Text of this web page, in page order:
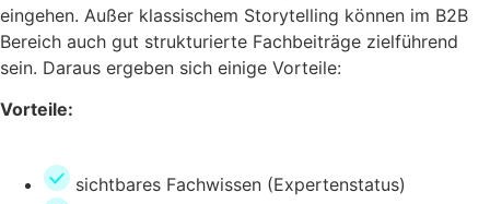
eingehen. Außer klassischem Storytelling können im B2B
Bereich auch gut strukturierte Fachbeiträge zielführend
sein. Daraus ergeben sich einige Vorteile:
Vorteile:
sichtbares Fachwissen (Expertenstatus)